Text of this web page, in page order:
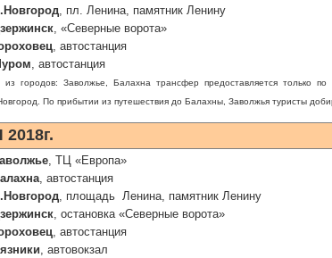
, пл. Ленина, памятник Ленину
, «Северные ворота»
, автостанция
, автостанция
из городов: Заволжье, Балахна трансфер предоставляется только
По прибытии из путешествия до Балахны, Заволжья туристы
, ТЦ «Европа»
, автостанция
, площадь Ленина, памятник Ленину
, остановка «Северные ворота»
, автостанция
, автовокзал